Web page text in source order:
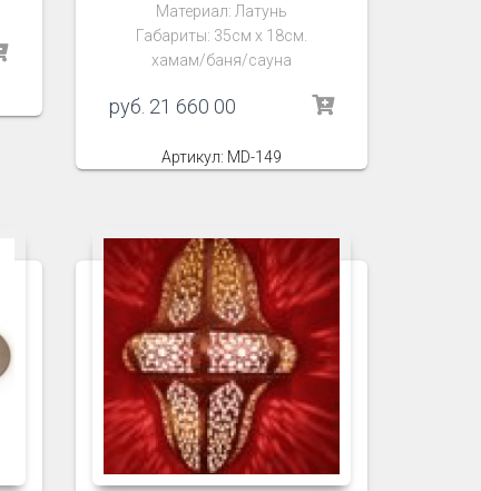
Материал: Латунь
Габариты: 35см х 18см.
хамам/баня/сауна
руб. 21 660 00
Артикул: MD-149